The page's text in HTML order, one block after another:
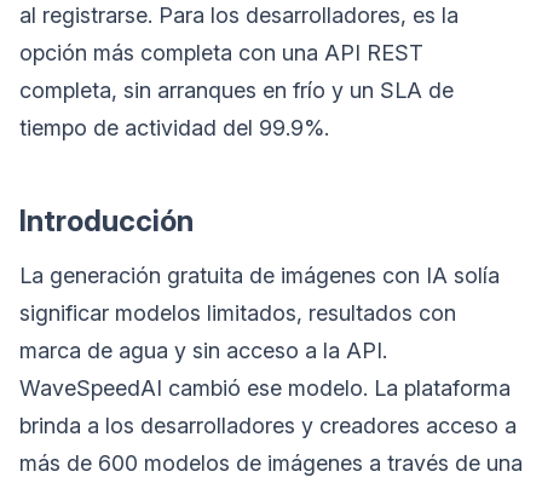
al registrarse. Para los desarrolladores, es la
opción más completa con una API REST
completa, sin arranques en frío y un SLA de
tiempo de actividad del 99.9%.
Introducción
La generación gratuita de imágenes con IA solía
significar modelos limitados, resultados con
marca de agua y sin acceso a la API.
WaveSpeedAI cambió ese modelo. La plataforma
brinda a los desarrolladores y creadores acceso a
más de 600 modelos de imágenes a través de una